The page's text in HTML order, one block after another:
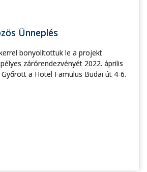
Ünneplés
bonyolítottuk le a projekt
zárórendezvényét 2022. április
a Hotel Famulus Budai út 4-6.